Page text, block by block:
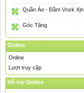
Quần Áo - Đầm Vnxk Xịn
Góc Tặng
Online
Online
Lượt truy cập
Hỗ trợ Online